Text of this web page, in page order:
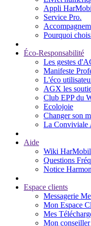
Appli
Service Pro.
Pourquoi
Éco-Responsabilité
Les gestes
Manifeste
L'éco
AGX les
Club EPP du
Ecolojoie
Changer son
La Conviviale
Aide
Wiki
Questions
Notice
Espace clients
Messagerie
Mon Espace
Mes
Mon